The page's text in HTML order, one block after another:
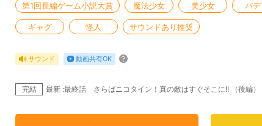
第1回長編ゲーム小説大賞 魔法少女 美少女 バデ
ギャグ 怪人 サウンドあり推奨
サウンド 動画共有OK
完結 最新 :最終話 さらばニコタイン！真の敵はすぐそこに!! （後編）